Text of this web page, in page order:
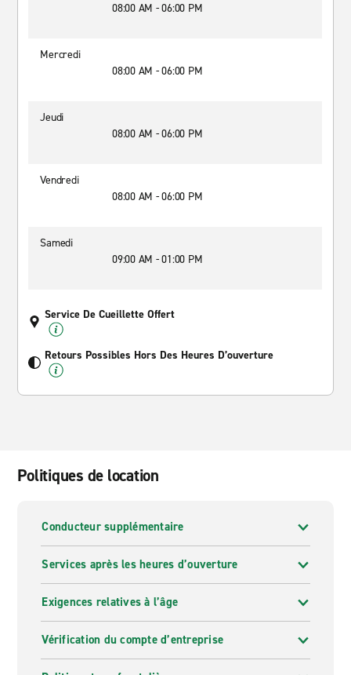
08:00 AM - 06:00 PM
Mercredi
08:00 AM - 06:00 PM
Jeudi
08:00 AM - 06:00 PM
Vendredi
08:00 AM - 06:00 PM
Samedi
09:00 AM - 01:00 PM
Service De Cueillette Offert
Retours Possibles Hors Des Heures D’ouverture
Politiques de location
Conducteur supplémentaire
Services après les heures d’ouverture
Exigences relatives à l’âge
Vérification du compte d’entreprise